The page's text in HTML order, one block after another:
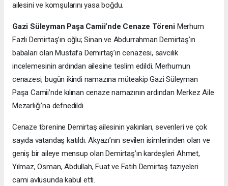
ailesini ve komşularını yasa boğdu.
Gazi Süleyman Paşa Camii’nde Cenaze TöreniMerhum
Fazlı Demirtaş’ın oğlu; Sinan ve Abdurrahman Demirtaş’ın
babaları olan Mustafa Demirtaş’ın cenazesi, savcılık
incelemesinin ardından ailesine teslim edildi. Merhumun
cenazesi, bugün ikindi namazına müteakip Gazi Süleyman
Paşa Camii’nde kılınan cenaze namazının ardından Merkez Aile
Mezarlığı’na defnedildi.
Cenaze törenine Demirtaş ailesinin yakınları, sevenleri ve çok
sayıda vatandaş katıldı. Akyazı’nın sevilen isimlerinden olan ve
geniş bir aileye mensup olan Demirtaş’ın kardeşleri Ahmet,
Yılmaz, Osman, Abdullah, Fuat ve Fatih Demirtaş taziyeleri
cami avlusunda kabul etti.